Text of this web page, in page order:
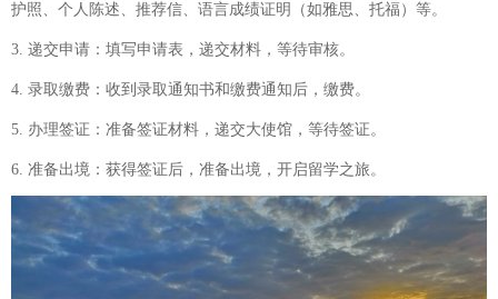
护照、个人陈述、推荐信、语言成绩证明（如雅思、托福）等。
3. 递交申请：填写申请表，递交材料，等待审核。
4. 录取缴费：收到录取通知书和缴费通知后，缴费。
5. 办理签证：准备签证材料，递交大使馆，等待签证。
6. 准备出境：获得签证后，准备出境，开启留学之旅。